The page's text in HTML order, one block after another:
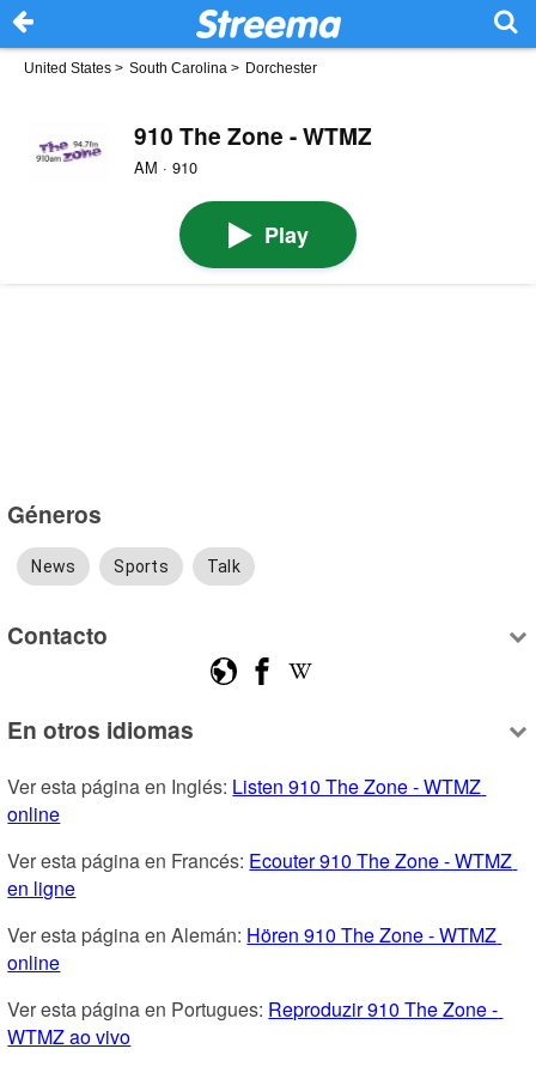
United States > South Carolina > Dorchester
910 The Zone - WTMZ
AM · 910
Play
Géneros
News Sports Talk
Contacto
En otros idiomas
Ver esta página en Inglés: Listen 910 The Zone - WTMZ
online
Ver esta página en Francés: Ecouter 910 The Zone - WTMZ
en ligne
Ver esta página en Alemán: Hören 910 The Zone - WTMZ
online
Ver esta página en Portugues: Reproduzir 910 The Zone -
WTMZ ao vivo